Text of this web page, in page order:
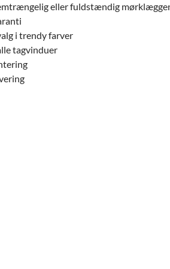
eller fuldstændig
i trendy farver
tagvinduer